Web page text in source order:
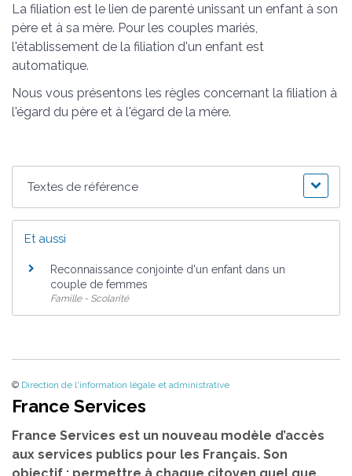
La filiation est le lien de parenté unissant un enfant à son
père et à sa mère. Pour les couples mariés,
l'établissement de la filiation d'un enfant est
automatique.
Nous vous présentons les règles concernant la filiation à
l'égard du père et à l'égard de la mère.
Textes de référence
Et aussi
Reconnaissance conjointe d'un enfant dans un
couple de femmes
Famille - Scolarité
© Direction de l'information légale et administrative
France Services
France Services est un nouveau modèle d’accès
aux services publics pour les Français. Son